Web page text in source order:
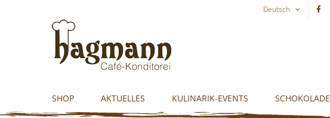
Deutsch
SHOP AKTUELLES KULINARIK-EVENTS SCHOKOLADE